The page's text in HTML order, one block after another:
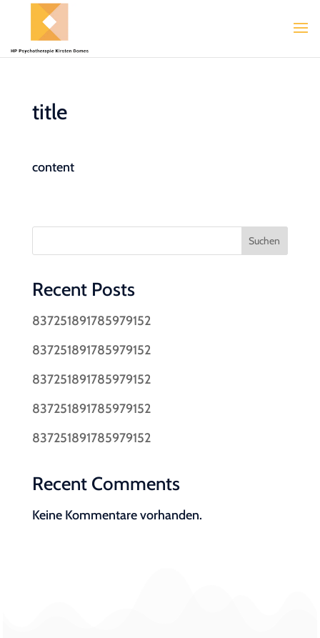
title
content
Suchen
Recent Posts
837251891785979152
837251891785979152
837251891785979152
837251891785979152
837251891785979152
Recent Comments
Keine Kommentare vorhanden.